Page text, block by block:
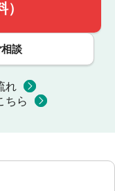
談
れ
ちら